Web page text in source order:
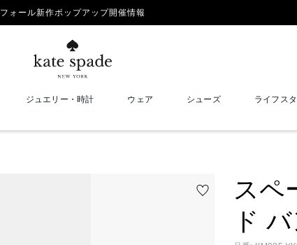
フォール新作ポップアップ開催情報
ジュエリー・時計 ウェア シューズ ライフス
スペ
ド